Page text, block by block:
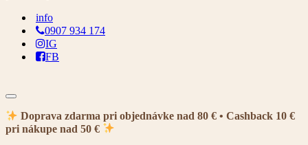
info
0907 934 174
IG
FB
Menu
navigácie
Doprava zdarma pri objednávke nad 80 € • Cashback 10 €
pri nákupe nad 50 €